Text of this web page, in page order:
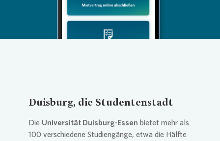
Duisburg, die Studentenstadt
Die Universität Duisburg-Essen bietet mehr als
100 verschiedene Studiengänge, etwa die Hälfte